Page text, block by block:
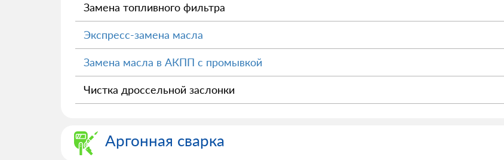
Замена топливного фильтра
Экспресс-замена масла
Замена масла в АКПП с промывкой
Чистка дроссельной заслонки
Аргонная сварка